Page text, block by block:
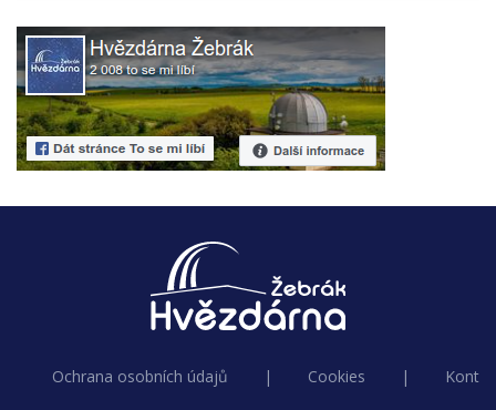
Ochrana osobních údajů | Cookies |